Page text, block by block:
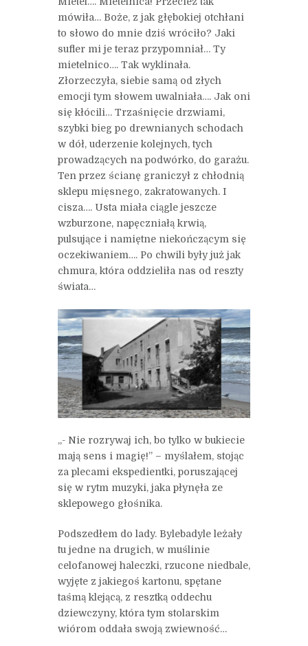
mówiła… Boże, z jak głębokiej otchłani
to słowo do mnie dziś wróciło? Jaki
sufler mi je teraz przypomniał… Ty
mietelnico…. Tak wyklinała.
Złorzeczyła, siebie samą od złych
emocji tym słowem uwalniała…. Jak oni
się kłócili… Trzaśnięcie drzwiami,
szybki bieg po drewnianych schodach
w dół, uderzenie kolejnych, tych
prowadzących na podwórko, do garażu.
Ten przez ścianę graniczył z chłodnią
sklepu mięsnego, zakratowanych. I
cisza…. Usta miała ciągle jeszcze
wzburzone, napęczniałą krwią,
pulsujące i namiętne niekończącym się
oczekiwaniem…. Po chwili były już jak
chmura, która oddzieliła nas od reszty
świata…
„- Nie rozrywaj ich, bo tylko w bukiecie
mają sens i magię!” – myślałem, stojąc
za plecami ekspedientki, poruszającej
się w rytm muzyki, jaka płynęła ze
sklepowego głośnika.
Podszedłem do lady. Bylebadyle leżały
tu jedne na drugich, w muślinie
celofanowej haleczki, rzucone niedbale,
wyjęte z jakiegoś kartonu, spętane
taśmą klejącą, z resztką oddechu
dziewczyny, która tym stolarskim
wiórom oddała swoją zwiewność…